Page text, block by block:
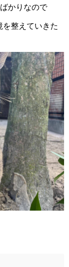
かりなので
整えていきた